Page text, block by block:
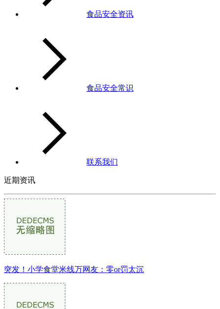
食品安全资讯
食品安全常识
联系我们
近期资讯
突发！小学食堂米线万网友：零or罚太沉